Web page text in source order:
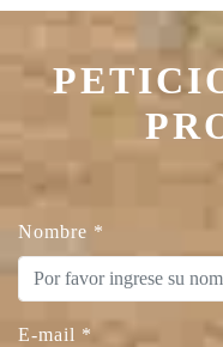
Nombre *
E-mail *